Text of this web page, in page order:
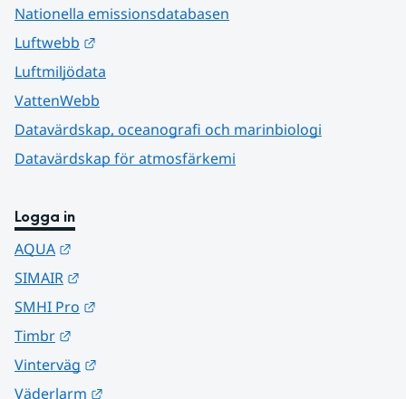
Nationella emissionsdatabasen
Luftwebb
Luftmiljödata
VattenWebb
Datavärdskap, oceanografi och marinbiologi
Datavärdskap för atmosfärkemi
Logga in
AQUA
SIMAIR
SMHI Pro
Timbr
Vinterväg
Väderlarm